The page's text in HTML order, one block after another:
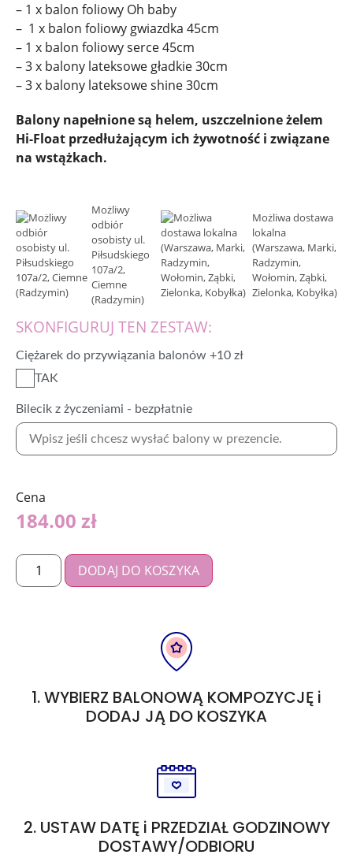
– 1 x balon foliowy Oh baby
– 1 x balon foliowy gwiazdka 45cm
– 1 x balon foliowy serce 45cm
– 3 x balony lateksowe gładkie 30cm
– 3 x balony lateksowe shine 30cm
Balony napełnione są helem, uszczelnione żelem
Hi-Float przedłużającym ich żywotność i związane
na wstążkach.
Możliwy
odbiór
osobisty ul.
Piłsudskiego
107a/2,
Ciemne
(Radzymin)
Możliwa dostawa
lokalna
(Warszawa, Marki,
Radzymin,
Wołomin, Ząbki,
Zielonka, Kobyłka)
SKONFIGURUJ TEN ZESTAW:
Ciężarek do przywiązania balonów +10 zł
TAK
Bilecik z życzeniami - bezpłatnie
Cena
184.00 zł
DODAJ DO KOSZYKA
1. WYBIERZ BALONOWĄ KOMPOZYCJĘ i
DODAJ JĄ DO KOSZYKA
2. USTAW DATĘ i PRZEDZIAŁ GODZINOWY
DOSTAWY/ODBIORU